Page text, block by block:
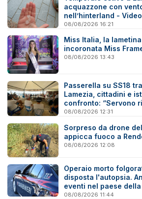
acquazzone con
nell’hinterland - Video
08/08/2026 16:21
Miss Italia, la
incoronata Miss
08/08/2026 13:43
Passerella su SS18
Lamezia, cittadini e
confronto: “Servono
certi”
08/08/2026 12:31
Sorpreso da drone
appicca fuoco a
08/08/2026 12:08
Operaio morto
disposta l'autopsia.
eventi nel paese
08/08/2026 11:44